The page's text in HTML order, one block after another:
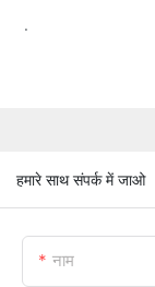
.
हमारे साथ संपर्क में जाओ
नाम